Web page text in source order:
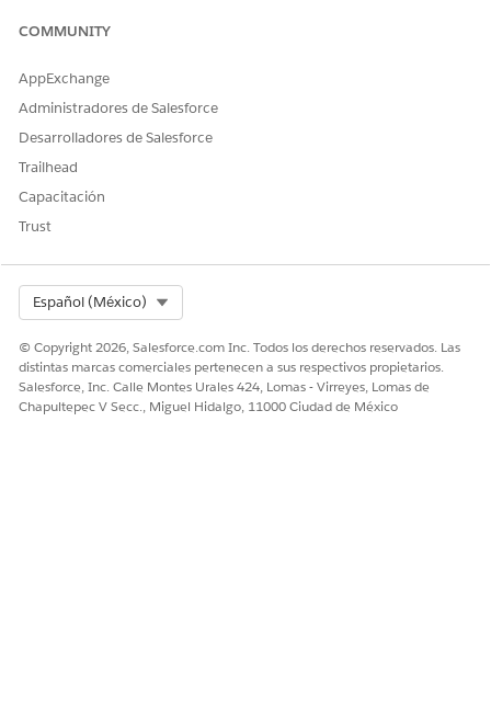
COMMUNITY
AppExchange
Administradores de Salesforce
Desarrolladores de Salesforce
Trailhead
Capacitación
Trust
Español (México)
© Copyright 2026, Salesforce.com Inc. Todos los derechos reservados. Las
distintas marcas comerciales pertenecen a sus respectivos propietarios.
Salesforce, Inc. Calle Montes Urales 424, Lomas - Virreyes, Lomas de
Chapultepec V Secc., Miguel Hidalgo, 11000 Ciudad de México